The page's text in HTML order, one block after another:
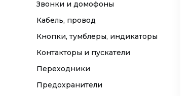
Звонки и домофоны
Кабель, провод
Кнопки, тумблеры, индикаторы
Контакторы и пускатели
Переходники
Предохранители